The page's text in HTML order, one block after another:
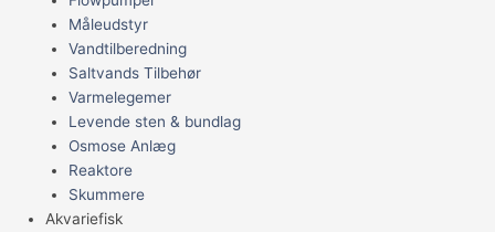
Måleudstyr
Vandtilberedning
Saltvands Tilbehør
Varmelegemer
Levende sten & bundlag
Osmose Anlæg
Reaktore
Skummere
Akvariefisk